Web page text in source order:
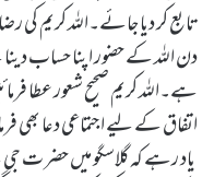
تابع کر دیا جائے۔اللہ کریم
دن اللہ کے حضور اپنا حساب
ہے۔اللہ کریم صحیح شعور عطا
اتفاق کے لیے اجتماعی دعا بھی
یاد رہے کہ گلاسگو میں حضر ت